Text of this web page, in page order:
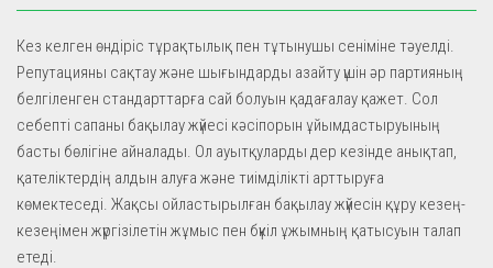
Кез келген өндіріс тұрақтылық пен тұтынушы сеніміне тәуелді.
Репутацияны сақтау және шығындарды азайту үшін әр партияның
белгіленген стандарттарға сай болуын қадағалау қажет. Сол
себепті сапаны бақылау жүйесі кәсіпорын ұйымдастыруының
басты бөлігіне айналады. Ол ауытқуларды дер кезінде анықтап,
қателіктердің алдын алуға және тиімділікті арттыруға
көмектеседі. Жақсы ойластырылған бақылау жүйесін құру кезең-
кезеңімен жүргізілетін жұмыс пен бүкіл ұжымның қатысуын талап
етеді.